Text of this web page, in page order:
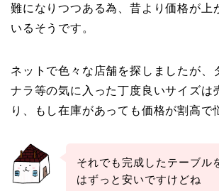
難になりつつある為、昔より価格が上
いるそうです。
ネットで色々な店舗を探しましたが、
ナラ等の気に入った丁度良いサイズは
り、もし在庫があっても価格が割高で
それでも完成したテーブル
はずっと安いですけどね